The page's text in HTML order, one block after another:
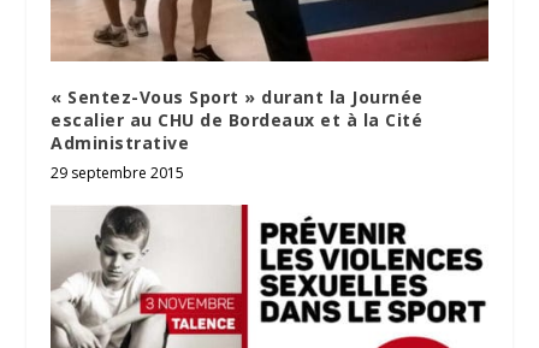
« Sentez-Vous Sport » durant la Journée
escalier au CHU de Bordeaux et à la Cité
Administrative
29 septembre 2015